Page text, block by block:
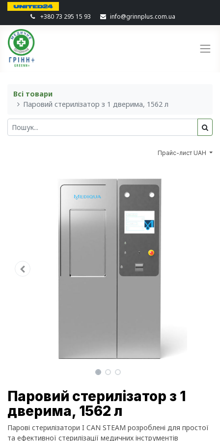
+380 73 295 15 93 info@grinnplus.com.ua
Всі товари
Паровий стерилізатор з 1 дверима, 1562 л
Прайс-лист UAH
Паровий стерилізатор з 1
дверима, 1562 л
Парові стерилізатори I CAN STEAM розроблені для простої
та ефективної стерилізації медичних інструментів